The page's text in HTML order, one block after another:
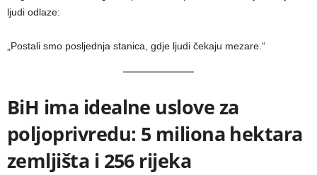
ljudi odlaze:
„Postali smo posljednja stanica, gdje ljudi čekaju mezare.“
BiH ima idealne uslove za
poljoprivredu: 5 miliona hektara
zemljišta i 256 rijeka